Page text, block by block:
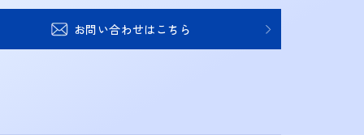
お問い合わせはこちら